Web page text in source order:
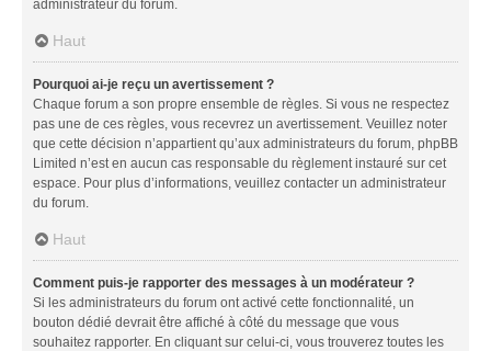
administrateur du forum.
Haut
Pourquoi ai-je reçu un avertissement ?
Chaque forum a son propre ensemble de règles. Si vous ne respectez
pas une de ces règles, vous recevrez un avertissement. Veuillez noter
que cette décision n’appartient qu’aux administrateurs du forum, phpBB
Limited n’est en aucun cas responsable du règlement instauré sur cet
espace. Pour plus d’informations, veuillez contacter un administrateur
du forum.
Haut
Comment puis-je rapporter des messages à un modérateur ?
Si les administrateurs du forum ont activé cette fonctionnalité, un
bouton dédié devrait être affiché à côté du message que vous
souhaitez rapporter. En cliquant sur celui-ci, vous trouverez toutes les